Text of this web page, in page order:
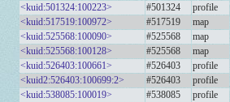
<kuid:501324:100223>
#501324 profile
<kuid:517519:100972>
#517519 map
<kuid:525568:100090>
#525568 map
<kuid:525568:100128>
#525568 map
<kuid:526403:100661>
#526403 profile
<kuid2:526403:100699:2>
#526403 profile
<kuid:538085:100019>
#538085 profile